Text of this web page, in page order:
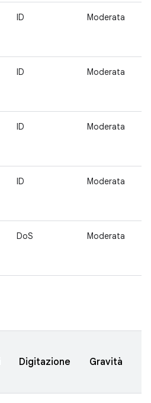
ID Moderata
ID Moderata
ID Moderata
ID Moderata
DoS Moderata
Digitazione Gravità